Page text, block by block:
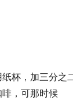
杯，加三分之
，可那时候